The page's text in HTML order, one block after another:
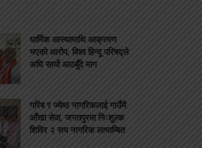
धार्मिक आस्थामाथि आक्रमण
भएको आरोप, विश्व हिन्दू परिषद्ले
अघि सार्यो आठबुँदे माग
गरिब र ज्येष्ठ नागरिकलाई गाउँमै
आँखा सेवा, जगतपुरमा निःशुल्क
शिविर २ सय नागरिक लाभाम्बित